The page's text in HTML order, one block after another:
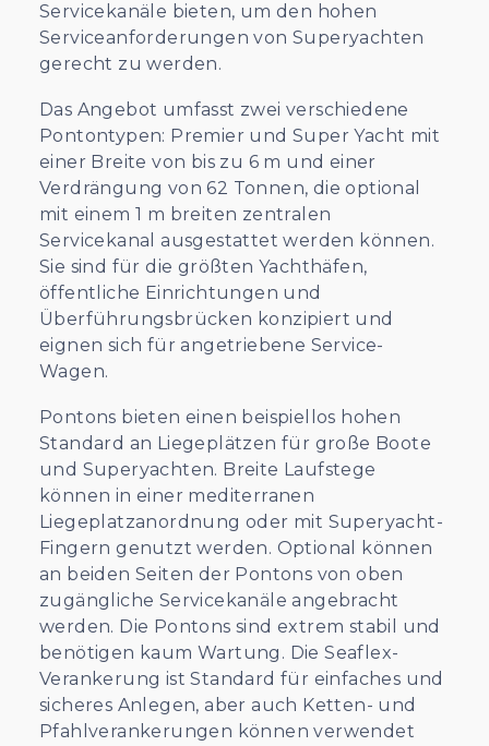
Servicekanäle bieten, um den hohen
Serviceanforderungen von Superyachten
gerecht zu werden.
Das Angebot umfasst zwei verschiedene
Pontontypen: Premier und Super Yacht mit
einer Breite von bis zu 6 m und einer
Verdrängung von 62 Tonnen, die optional
mit einem 1 m breiten zentralen
Servicekanal ausgestattet werden können.
Sie sind für die größten Yachthäfen,
öffentliche Einrichtungen und
Überführungsbrücken konzipiert und
eignen sich für angetriebene Service-
Wagen.
Pontons bieten einen beispiellos hohen
Standard an Liegeplätzen für große Boote
und Superyachten. Breite Laufstege
können in einer mediterranen
Liegeplatzanordnung oder mit Superyacht-
Fingern genutzt werden. Optional können
an beiden Seiten der Pontons von oben
zugängliche Servicekanäle angebracht
werden. Die Pontons sind extrem stabil und
benötigen kaum Wartung. Die Seaflex-
Verankerung ist Standard für einfaches und
sicheres Anlegen, aber auch Ketten- und
Pfahlverankerungen können verwendet